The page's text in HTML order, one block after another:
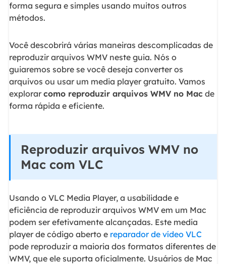
forma segura e simples usando muitos outros
métodos.
Você descobrirá várias maneiras descomplicadas de
reproduzir arquivos WMV neste guia. Nós o
guiaremos sobre se você deseja converter os
arquivos ou usar um media player gratuito. Vamos
explorar como reproduzir arquivos WMV no Macde
forma rápida e eficiente.
Reproduzir arquivos WMV no
Mac com VLC
Usando o VLC Media Player, a usabilidade e
eficiência de reproduzir arquivos WMV em um Mac
podem ser efetivamente alcançadas. Este media
player de código aberto e reparador de vídeo VLC
pode reproduzir a maioria dos formatos diferentes de
WMV, que ele suporta oficialmente. Usuários de Mac